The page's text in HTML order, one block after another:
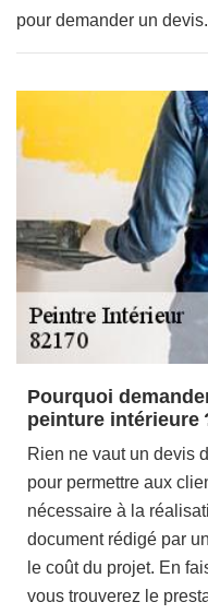
pour demander un devis.
Pourquoi
peinture intérieure
Rien ne vaut un devis
pour permettre aux
nécessaire à la
document rédigé par
le coût du projet. En
vous trouverez le